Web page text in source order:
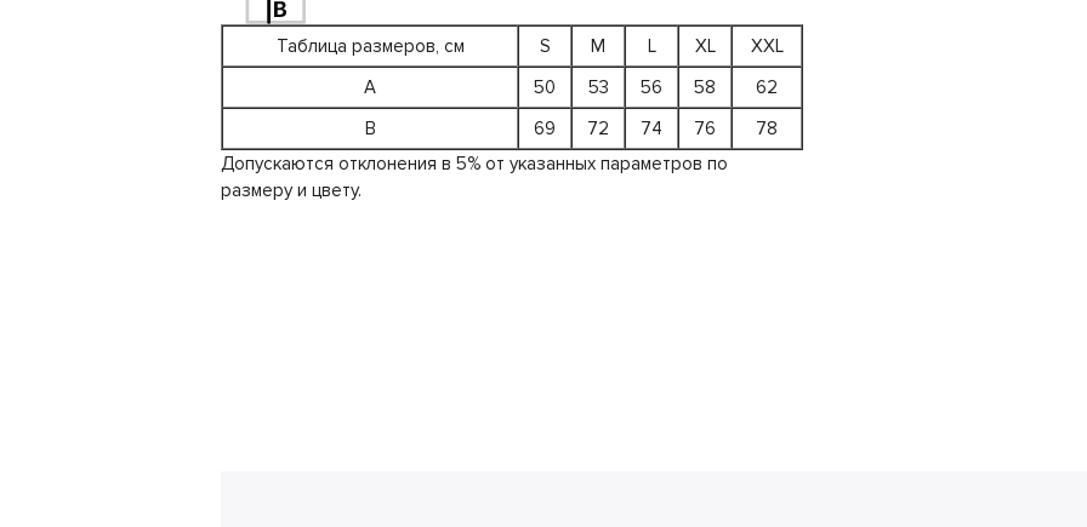
Таблица размеров, см S M L XL
XXL
A
50 53 56 58
62
B
69 72 74 76
78
Допускаются отклонения в 5% от указанных параметров по
размеру и цвету.